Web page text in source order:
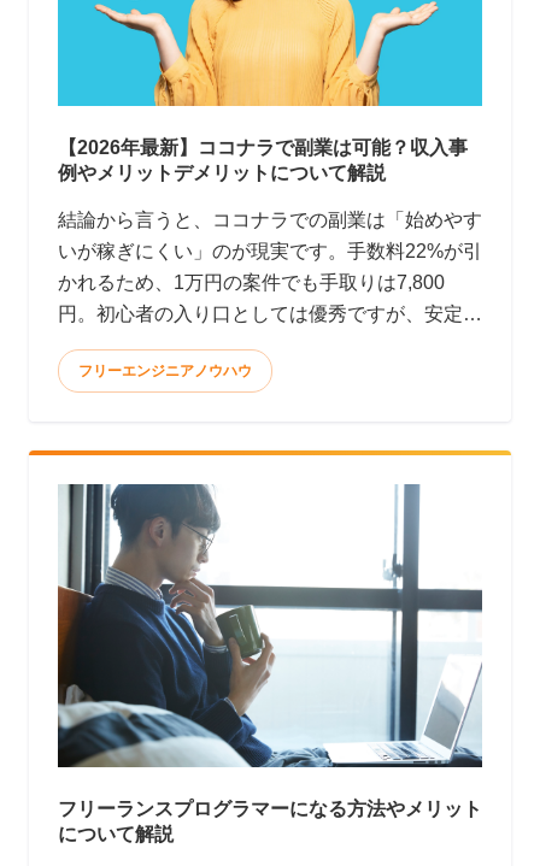
【2026年最新】ココナラで副業は可能？収入事
例やメリットデメリットについて解説
結論から言うと、ココナラでの副業は「始めやす
いが稼ぎにくい」のが現実です。手数料22%が引
かれるため、1万円の案件でも手取りは7,800
円。初心者の入り口としては優秀ですが、安定
フリーエンジニアノウハウ
フリーランスプログラマーになる方法やメリット
について解説